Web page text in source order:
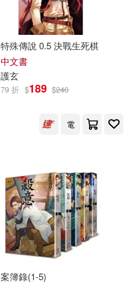
特殊傳說 0.5 決戰生死棋
中文書
護玄
79 折 $189 $240
電
案簿錄(1-5)